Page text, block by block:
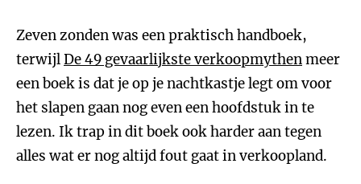
Zeven zonden was een praktisch handboek,
terwijlDe 49 gevaarlijkste verkoopmythenmeer
een boek is dat je op je nachtkastje legt om voor
het slapen gaan nog even een hoofdstuk in te
lezen. Ik trap in dit boek ook harder aan tegen
alles wat er nog altijd fout gaat in verkoopland.